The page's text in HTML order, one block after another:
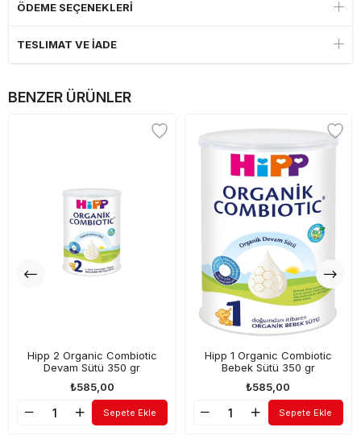
ÖDEME SEÇENEKLERI
TESLIMAT VE İADE
BENZER ÜRÜNLER
Hipp 2 Organic Combiotic
Devam Sütü 350 gr
₺585,00
Sepete Ekle
Hipp 1 Organic Combiotic
Bebek Sütü 350 gr
₺585,00
Sepete Ekle